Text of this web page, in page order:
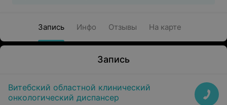
Запись Инфо Отзывы На карте
Запись
Витебский областной клинический
онкологический диспансер